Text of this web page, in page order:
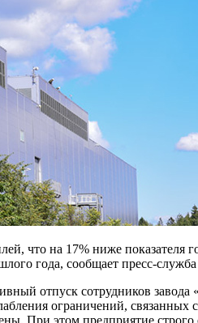
что на 17% ниже показателя
года, сообщает пресс-
отпуск сотрудников
ограничений,
При этом предприятие